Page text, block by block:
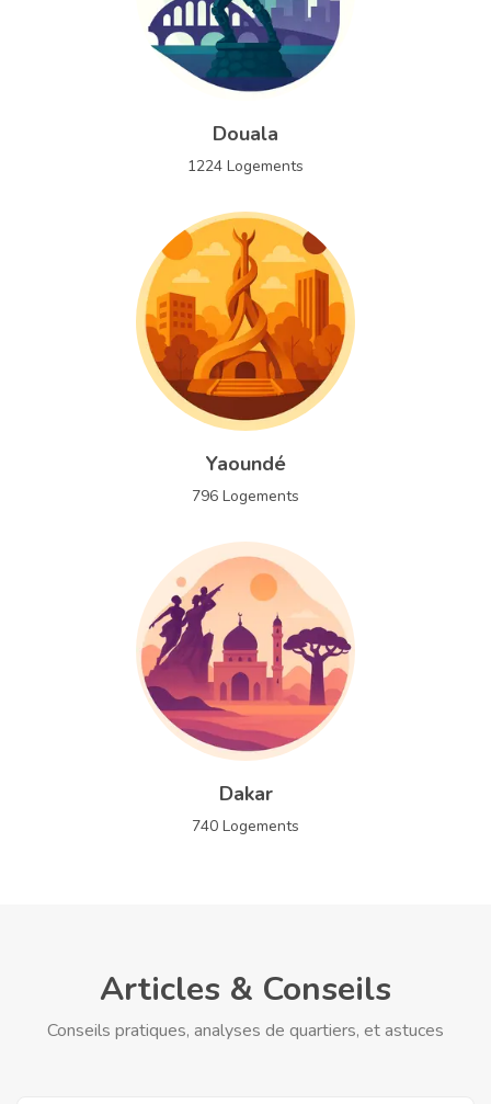
Douala
1224 Logements
Yaoundé
796 Logements
Dakar
740 Logements
Articles & Conseils
Conseils pratiques, analyses de quartiers, et astuces